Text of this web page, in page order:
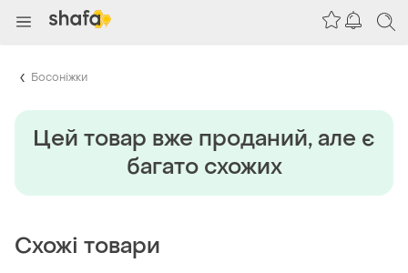
Босоніжки
Цей товар вже проданий, але є
багато схожих
Схожі товари